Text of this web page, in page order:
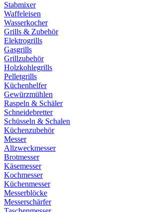
Stabmixer
Waffeleisen
Wasserkocher
Grills & Zubehör
Elektrogrills
Gasgrills
Grillzubehör
Holzkohlegrills
Pelletgrills
Küchenhelfer
Gewürzmühlen
Raspeln & Schäler
Schneidebretter
Schüsseln & Schalen
Küchenzubehör
Messer
Allzweckmesser
Brotmesser
Käsemesser
Kochmesser
Küchenmesser
Messerblöcke
Messerschärfer